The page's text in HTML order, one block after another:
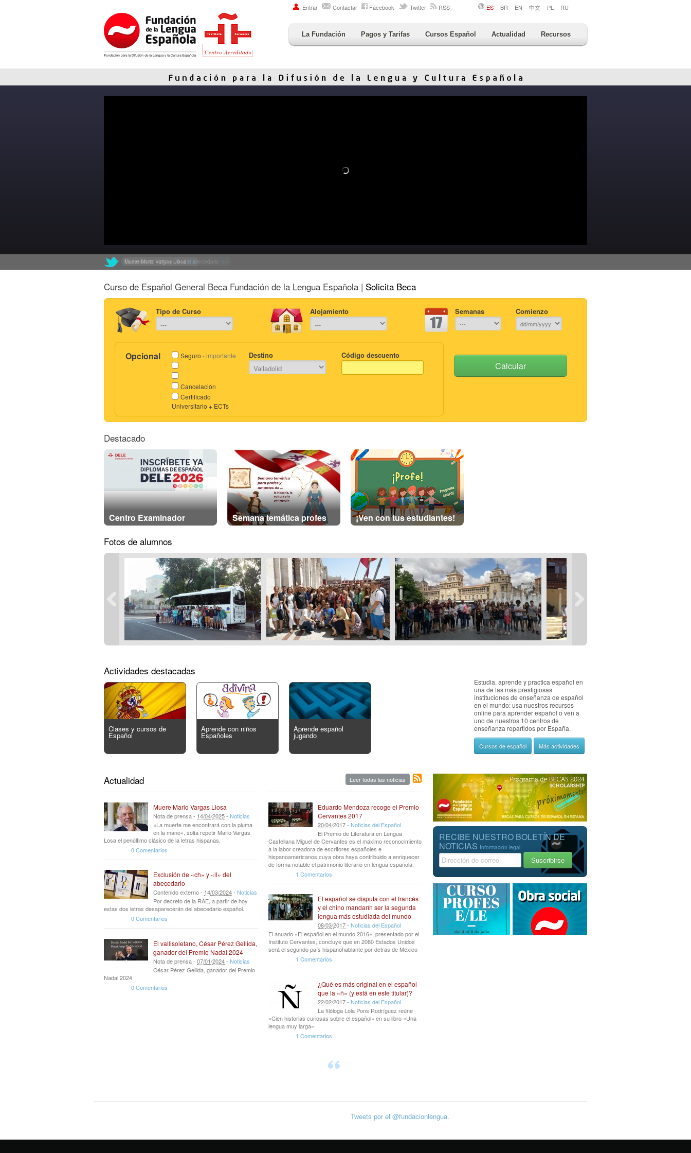
Entrar Contactar Facebook Twitter RSS ES BR EN 中文 PL RU
La Fundación Pagos y Tarifas Cursos Español Actualidad Recursos
Muere Mario Vargas Llosalink
Exclusión de «ch» y «ll» del abecedario link
Curso de Español General Beca Fundación de la Lengua Española | Solicita Beca
Tipo de Curso Alojamiento Semanas Comienzo
Opcional Seguro - importante
Cancelación
Certificado
Universitario + ECTs
Destino Código descuento
Calcular
Destacado
Centro Examinador Semana temática profes ¡Ven con tus estudiantes!
Fotos de alumnos
Actividades destacadas
Clases y cursos de
Español
Aprende con niños
Españoles
Aprende español
jugando
Estudia, aprende y practica español en
una de las más prestigiosas
instituciones de enseñanza de español
en el mundo: usa nuestros recursos
online para aprender español o ven a
uno de nuestros 10 centros de
enseñanza repartidos por España.
Cursos de español Más actividades
Leer todas las noticias
Actualidad
Muere Mario Vargas Llosa
Nota de prensa - 14/04/2025- Noticias
«La muerte me encontrará con la pluma
en la mano», solía repetir Mario Vargas
Losa el penúltimo clásico de la letras hispanas.
0 Comentarios
Exclusión de «ch» y «ll» del
abecedario
Contenido externo - 14/03/2024- Noticias
Por decreto de la RAE, a partir de hoy
estas dos letras desaparecerán del abecedario español.
0 Comentarios
El vallisoletano, César Pérez Gellida,
ganador del Premio Nadal 2024
Nota de prensa - 07/01/2024- Noticias
César Pérez Gellida, ganador del Premio
Nadal 2024
0 Comentarios
Eduardo Mendoza recoge el Premio
Cervantes 2017
20/04/2017- Noticias del Español
El Premio de Literatura en Lengua
Castellana Miguel de Cervantes es el máximo reconocimiento
a la labor creadora de escritores españoles e
hispanoamericanos cuya obra haya contribuido a enriquecer
de forma notable el patrimonio literario en lengua española.
1 Comentarios
El español se disputa con el francés
y el chino mandarín ser la segunda
lengua más estudiada del mundo
08/03/2017- Noticias del Español
El anuario «El español en el mundo 2016», presentado por el
Instituto Cervantes, concluye que en 2060 Estados Unidos
será el segundo país hispanohablante por detrás de México
1 Comentarios
¿Qué es más original en el español
que la «ñ» (y está en este titular)?
22/02/2017- Noticias del Español
La filóloga Lola Pons Rodríguez reúne
«Cien historias curiosas sobre el español» en su libro «Una
lengua muy larga»
1 Comentarios
RECIBE NUESTRO BOLETÍN DE
NOTICIAS Información legal
Tweets por el @fundacionlengua.